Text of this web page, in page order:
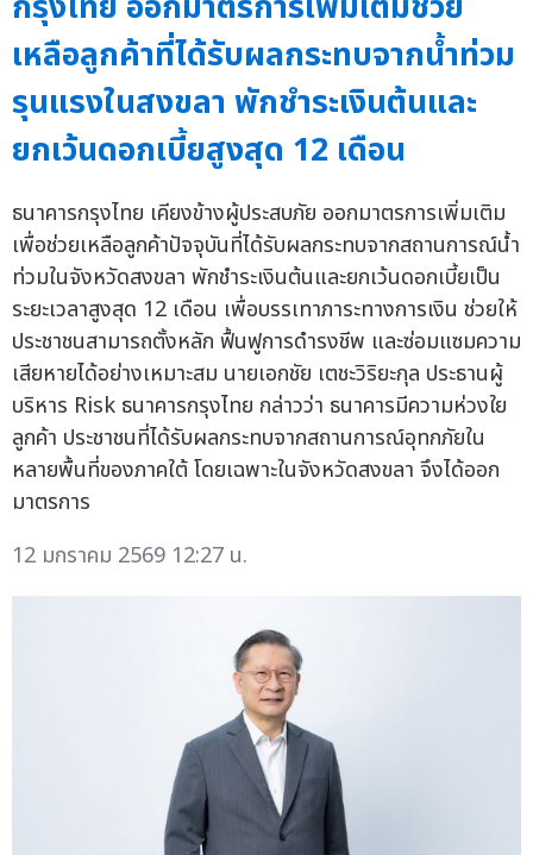
เหลือลูกค้าที่ได้รับผลกระทบจากน้ำท่วม
รุนแรงในสงขลา พักชำระเงินต้นและ
ยกเว้นดอกเบี้ยสูงสุด 12 เดือน
ธนาคารกรุงไทย เคียงข้างผู้ประสบภัย ออกมาตรการเพิ่มเติม
เพื่อช่วยเหลือลูกค้าปัจจุบันที่ได้รับผลกระทบจากสถานการณ์น้ำ
ท่วมในจังหวัดสงขลา พักชำระเงินต้นและยกเว้นดอกเบี้ยเป็น
ระยะเวลาสูงสุด 12 เดือน เพื่อบรรเทาภาระทางการเงิน ช่วยให้
ประชาชนสามารถตั้งหลัก ฟื้นฟูการดำรงชีพ และซ่อมแซมความ
เสียหายได้อย่างเหมาะสม นายเอกชัย เตชะวิริยะกุล ประธานผู้
บริหาร Risk ธนาคารกรุงไทย กล่าวว่า ธนาคารมีความห่วงใย
ลูกค้า ประชาชนที่ได้รับผลกระทบจากสถานการณ์อุทกภัยใน
หลายพื้นที่ของภาคใต้ โดยเฉพาะในจังหวัดสงขลา จึงได้ออก
มาตรการ
12 มกราคม 2569 12:27 น.